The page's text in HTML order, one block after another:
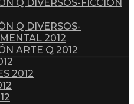
Q DIVERSOS-FICCIÓN
Q DIVERSOS-
2012
ARTE Q 2012
2012